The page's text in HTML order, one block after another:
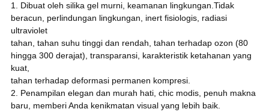
1. Dibuat oleh silika gel murni, keamanan lingkungan.Tidak
beracun, perlindungan lingkungan, inert fisiologis, radiasi
ultraviolet
tahan, tahan suhu tinggi dan rendah, tahan terhadap ozon (80
hingga 300 derajat), transparansi, karakteristik ketahanan yang
kuat,
tahan terhadap deformasi permanen kompresi.
2. Penampilan elegan dan murah hati, chic modis, penuh makna
baru, memberi Anda kenikmatan visual yang lebih baik.